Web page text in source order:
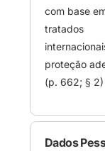
com base
tratados
proteção
(p. 662; § 2)
Dados